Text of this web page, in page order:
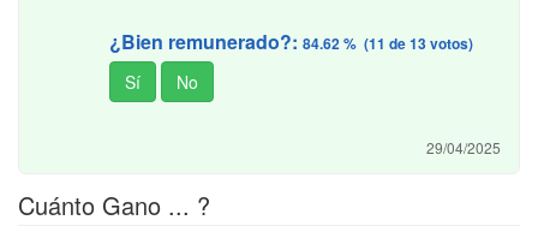
¿Bien remunerado?: 84.62 % (11 de 13 votos)
29/04/2025
Cuánto Gano ... ?